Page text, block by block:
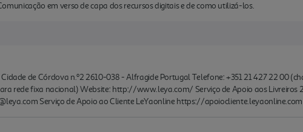
em verso de capa dos recursos digitais e de como utilizá-los.
Cidade de Córdova n.º2 2610-038 - Alfragide Portugal Telefone: +351 21 427 22 00
rede fixa nacional) Website: http://www.leya.com/ Serviço de Apoio aos Livreiros
Serviço de Apoio ao Cliente LeYaonline https://